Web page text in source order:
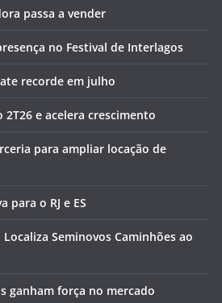
passa a vender
no Festival de Interlagos
recorde em julho
2T26 e acelera crescimento
para ampliar locação de
para o RJ e ES
Seminovos Caminhões ao
ganham força no mercado